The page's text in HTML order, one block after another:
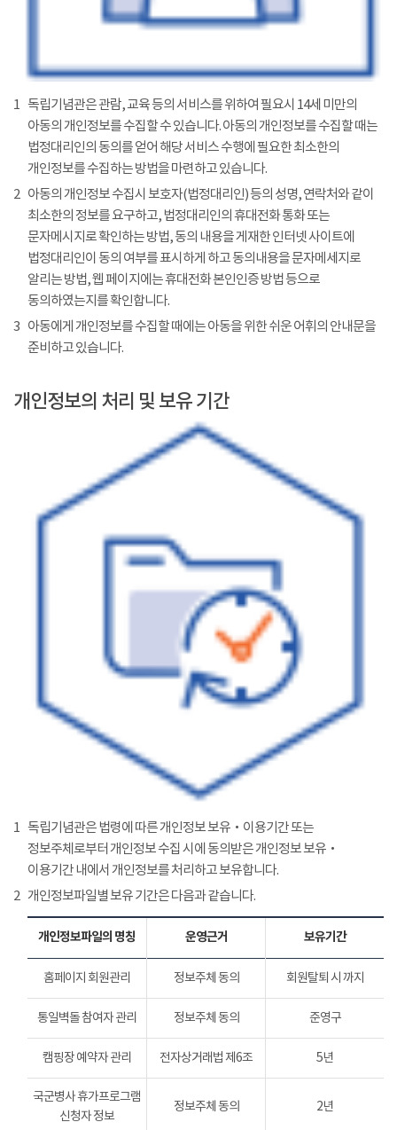
1 독립기념관은 관람, 교육 등의 서비스를 위하여 필요시 14세 미만의
아동의 개인정보를 수집할 수 있습니다. 아동의 개인정보를 수집할 때는
법정대리인의 동의를 얻어 해당 서비스 수행에 필요한 최소한의
개인정보를 수집하는 방법을 마련하고 있습니다.
2 아동의 개인정보 수집시 보호자(법정대리인) 등의 성명, 연락처와 같이
최소한의 정보를 요구하고, 법정대리인의 휴대전화 통화 또는
문자메시지로 확인하는 방법, 동의 내용을 게재한 인터넷 사이트에
법정대리인이 동의 여부를 표시하게 하고 동의내용을 문자메세지로
알리는 방법, 웹 페이지에는 휴대전화 본인인증 방법 등으로
동의하였는지를 확인합니다.
3 아동에게 개인정보를 수집할 때에는 아동을 위한 쉬운 어휘의 안내문을
준비하고 있습니다.
개인정보의 처리 및 보유 기간
1 독립기념관은 법령에 따른 개인정보 보유‧이용기간 또는
정보주체로부터 개인정보 수집 시에 동의받은 개인정보 보유‧
이용기간 내에서 개인정보를 처리하고 보유합니다.
2 개인정보파일별 보유 기간은 다음과 같습니다.
개인정보파일의 명칭 운영근거 보유기간
홈페이지 회원관리 정보주체 동의 회원탈퇴 시 까지
통일벽돌 참여자 관리 정보주체 동의 준영구
캠핑장 예약자 관리 전자상거래법 제6조 5년
국군병사 휴가프로그램
신청자 정보
정보주체 동의 2년